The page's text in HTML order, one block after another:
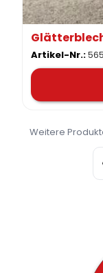
Artikel-Nr.:
Weitere